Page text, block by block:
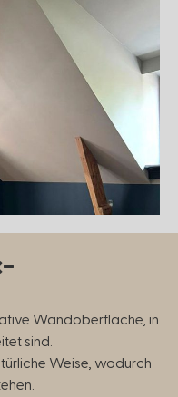
Wandoberfläche, in
sind.
Weise, wodurch